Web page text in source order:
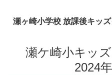
瀬ヶ崎小学校 放課後キッ
瀬ケ崎小キッ
2024